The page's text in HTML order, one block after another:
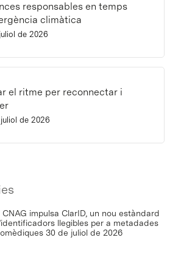
responsables en temps
climàtica
de 2026
el ritme per reconnectar i
de 2026
CNAG impulsa ClarID, un nou estàndard
llegibles per a metadades
30 de juliol de 2026